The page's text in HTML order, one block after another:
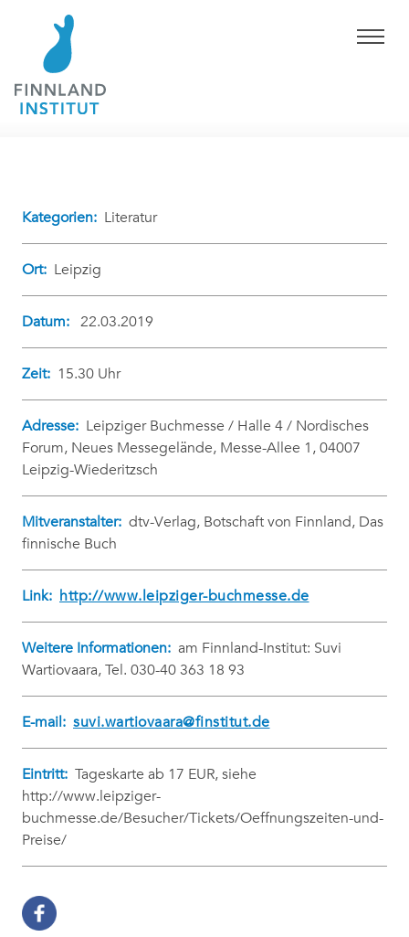
Kategorien: Literatur
Ort: Leipzig
Datum: 22.03.2019
Zeit: 15.30 Uhr
Adresse: Leipziger Buchmesse / Halle 4 / Nordisches
Forum, Neues Messegelände, Messe-Allee 1, 04007
Leipzig-Wiederitzsch
Mitveranstalter: dtv-Verlag, Botschaft von Finnland, Das
finnische Buch
Link: http://www.leipziger-buchmesse.de
Weitere Informationen: am Finnland-Institut: Suvi
Wartiovaara, Tel. 030-40 363 18 93
E-mail: suvi.wartiovaara@finstitut.de
Eintritt: Tageskarte ab 17 EUR, siehe
http://www.leipziger-
buchmesse.de/Besucher/Tickets/Oeffnungszeiten-und-
Preise/